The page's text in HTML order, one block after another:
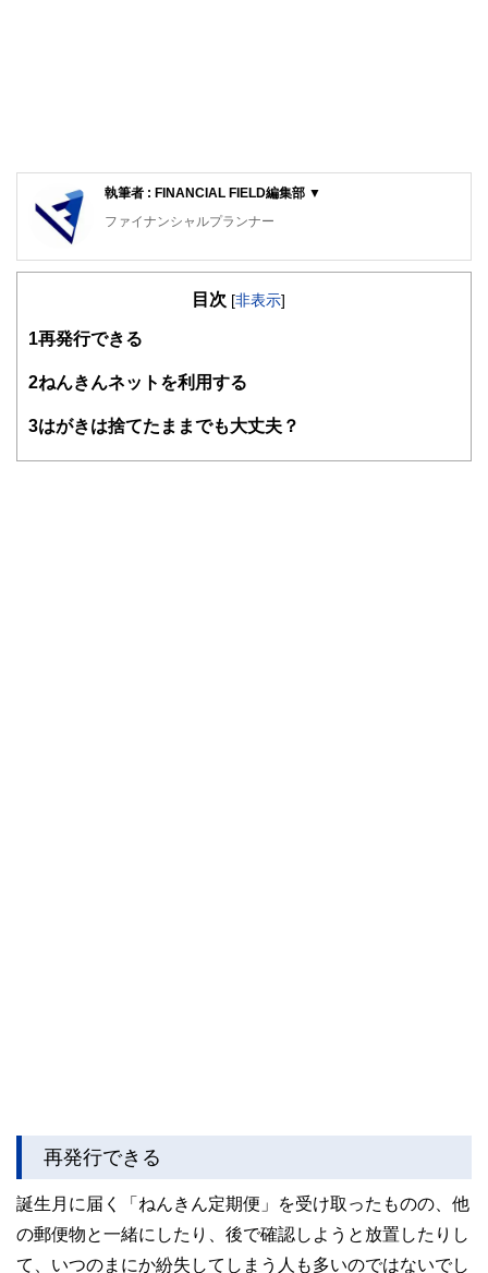
執筆者 : FINANCIAL FIELD編集部 ▼
ファイナンシャルプランナー
FinancialField編集部は、金融、経済に関する記事を、日々
知識がない方でも理解できるようわかりやすく発信していま
得者を中心に「お金や暮らし」に関する書籍・雑誌の編集経
験者で構成され、企画立案から記事掲載まですべての工程に
目次 [非表示]
1 再発行できる
2ねんきんネットを利用する
3はがきは捨てたままでも大丈夫？
再発行できる
誕生月に届く「ねんきん定期便」を受け取ったものの、他
の郵便物と一緒にしたり、後で確認しようと放置したりし
て、いつのまにか紛失してしまう人も多いのではないでし